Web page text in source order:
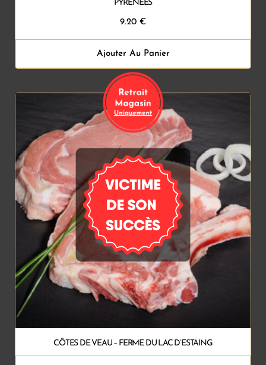
PYRÉNÉES
9.20 €
Ajouter Au Panier
CÔTES DE VEAU – FERME DU LAC D’ESTAING